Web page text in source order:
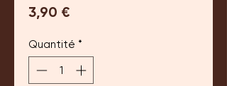
3,90 €
Quantité *